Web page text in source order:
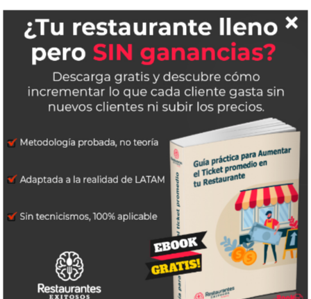
Artículos relacionados
Más del autor
¿Cómo puedo saber si estoy ganando
dinero con mi restaurante?
E-Learning: La Solución a la Alta
Rotación de Empleados en
Así es como tienes que distribuir a los
meseros en tu restaurante